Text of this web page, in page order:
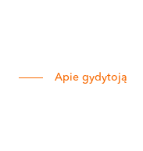
Apie gydytoją